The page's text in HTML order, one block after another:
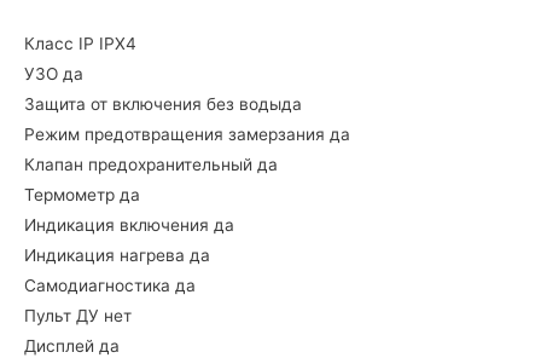
Класс IP IPX4
УЗО да
Защита от включения без водыда
Режим предотвращения замерзания да
Клапан предохранительный да
Термометр да
Индикация включения да
Индикация нагрева да
Самодиагностика да
Пульт ДУ нет
Дисплей да